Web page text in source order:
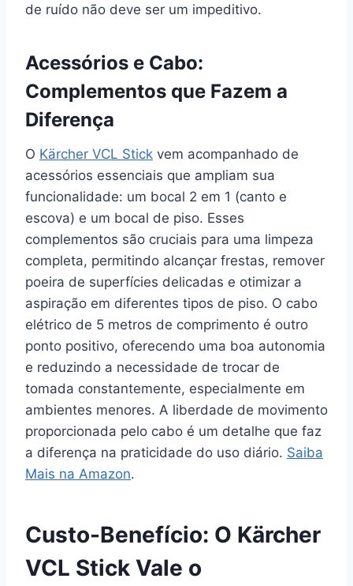
de ruído não deve ser um impeditivo.
Acessórios e Cabo:
Complementos que Fazem a
Diferença
O Kärcher VCL Stick vem acompanhado de
acessórios essenciais que ampliam sua
funcionalidade: um bocal 2 em 1 (canto e
escova) e um bocal de piso. Esses
complementos são cruciais para uma limpeza
completa, permitindo alcançar frestas, remover
poeira de superfícies delicadas e otimizar a
aspiração em diferentes tipos de piso. O cabo
elétrico de 5 metros de comprimento é outro
ponto positivo, oferecendo uma boa autonomia
e reduzindo a necessidade de trocar de
tomada constantemente, especialmente em
ambientes menores. A liberdade de movimento
proporcionada pelo cabo é um detalhe que faz
a diferença na praticidade do uso diário. Saiba
Mais na Amazon.
Custo-Benefício: O Kärcher
VCL Stick Vale o